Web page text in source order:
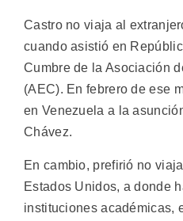
Castro no viaja al
cuando asistió en
Cumbre de la Asociación
(AEC). En febrero de ese
en Venezuela a la
Chávez.
En cambio, prefirió no
Estados Unidos, a donde
instituciones académicas,